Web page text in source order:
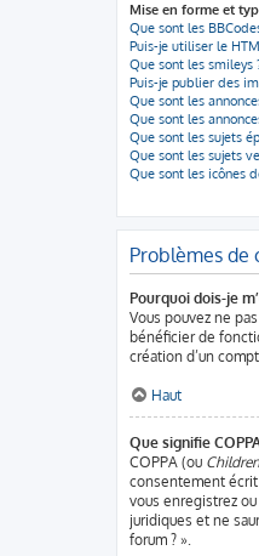
Mise en forme et
Que sont les
Puis-je utiliser le
Que sont les smileys
Puis-je publier des
Que sont les
Que sont les
Que sont les sujets
Que sont les sujets
Que sont les icônes
Problèmes de
Pourquoi dois-je
Vous pouvez ne
bénéficier de
création d’un
Haut
Que signifie
COPPA (ou
consentement écrit
vous enregistrez
juridiques et ne
forum ? ».